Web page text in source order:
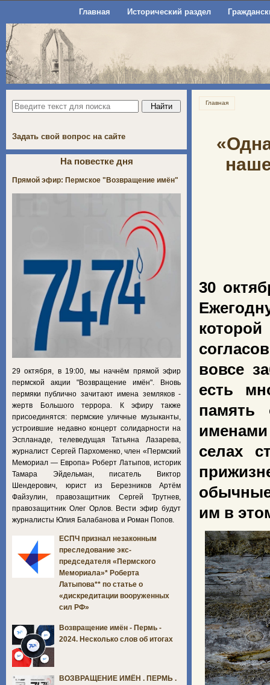
Главная Исторический раздел
Главная
30
вовсе
есть
память
именами
селах
им в
Задать свой вопрос на сайте
На повестке дня
Прямой эфир: Пермское "Возвращение имён"
29 октября, в 19:00, мы начнём прямой эфир
пермской акции "Возвращение имён". Вновь
пермяки публично зачитают имена земляков -
жертв Большого террора. К эфиру также
присоединятся: пермские уличные музыканты,
устроившие недавно концерт солидарности на
Эспланаде, телеведущая Татьяна Лазарева,
журналист Сергей Пархоменко, член «Пермский
Мемориал — Европа» Роберт Латыпов, историк
Тамара Эйдельман, писатель Виктор
Шендерович, юрист из Березников Артём
Файзулин, правозащитник Сергей Трутнев,
правозащитник Олег Орлов. Вести эфир будут
журналисты Юлия Балабанова и Роман Попов.
ЕСПЧ признал незаконным
преследование экс-
председателя «Пермского
Мемориала»* Роберта
Латыпова** по статье о
«дискредитации вооруженных
сил РФ»
Возвращение имён - Пермь -
2024. Несколько слов об итогах
ВОЗВРАЩЕНИЕ ИМЁН . ПЕРМЬ .